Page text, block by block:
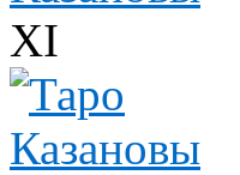
XI